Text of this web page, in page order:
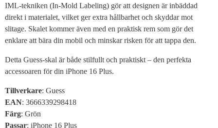
IML-tekniken (In-Mold Labeling) gör att designen är inbäddad
direkt i materialet, vilket ger extra hållbarhet och skyddar mot
slitage. Skalet kommer även med en praktisk rem som gör det
enklare att bära din mobil och minskar risken för att tappa den.
Detta Guess-skal är både stilfullt och praktiskt – den perfekta
accessoaren för din iPhone 16 Plus.
Tillverkare: Guess
EAN: 3666339298418
Färg: Grön
Passar: iPhone 16 Plus